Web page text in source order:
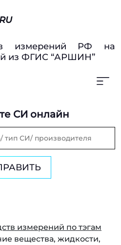
измерений РФ на
из ФГИС “АРШИН”
СИ онлайн
измерений по тэгам
вещества, жидкости,